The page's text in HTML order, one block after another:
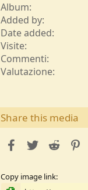
Album
Added by
Date added
Visite
Commenti
Valutazione
Share this media
facebookTwitterReddit
Copy image link